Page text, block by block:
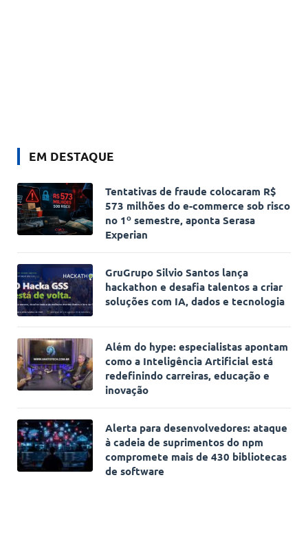
EM DESTAQUE
Tentativas de fraude colocaram R$
573 milhões do e-commerce sob risco
no 1º semestre, aponta Serasa
Experian
GruGrupo Silvio Santos lança
hackathon e desafia talentos a criar
soluções com IA, dados e tecnologia
Além do hype: especialistas apontam
como a Inteligência Artificial está
redefinindo carreiras, educação e
inovação
Alerta para desenvolvedores: ataque
à cadeia de suprimentos do npm
compromete mais de 430 bibliotecas
de software